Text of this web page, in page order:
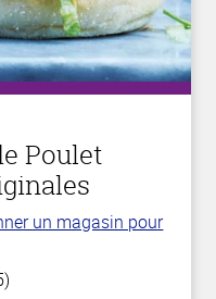
Poulet
un magasin pour